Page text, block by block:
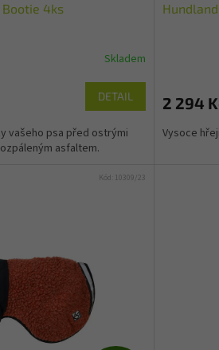
4ks
Skladem
DETAIL
vašeho psa před ostrými
asfaltem.
2 294
Vysoce
Kód: 10309/23